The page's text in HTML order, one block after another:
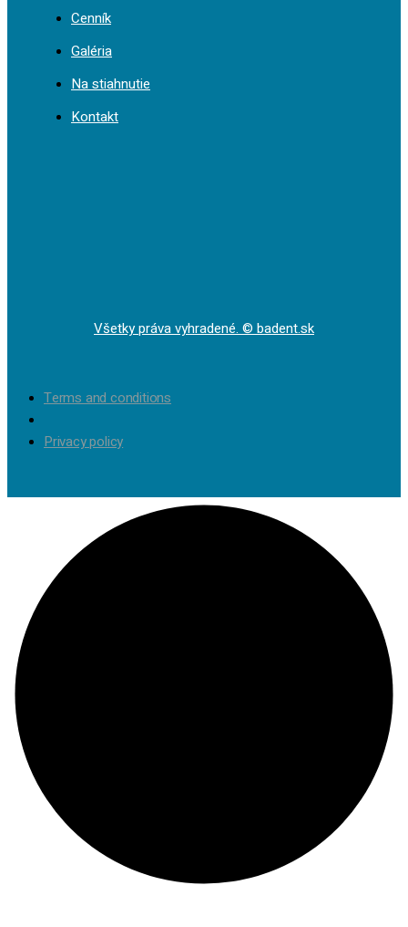
Cenník
Galéria
Na stiahnutie
Kontakt
Všetky práva vyhradené. © badent.sk
Terms and conditions
Privacy policy